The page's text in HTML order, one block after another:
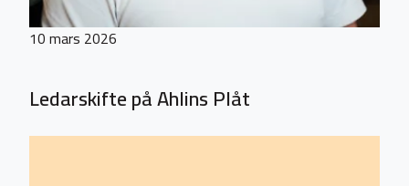
10 mars 2026
Ledarskifte på Ahlins Plåt